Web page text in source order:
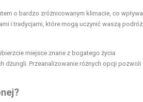
o bardzo zróżnicowanym klimacie, co wpływa
i tradycjami, które mogą uczynić waszą podróż
miejsce znane z bogatego życia
dżungli. Przeanalizowanie różnych opcji pozwoli